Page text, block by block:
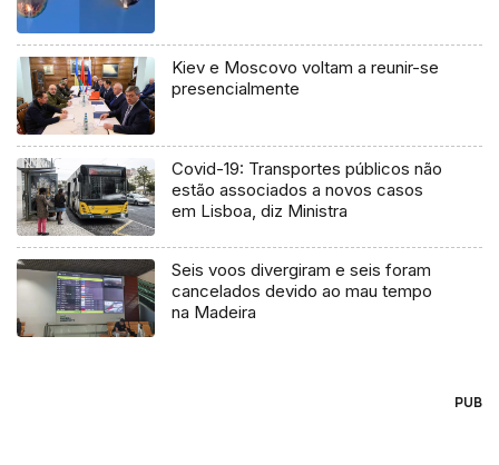
Kiev e Moscovo voltam a reunir-se
presencialmente
Covid-19: Transportes públicos não
estão associados a novos casos
em Lisboa, diz Ministra
Seis voos divergiram e seis foram
cancelados devido ao mau tempo
na Madeira
PUB